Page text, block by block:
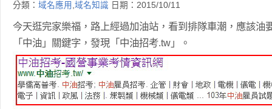
分類： 域名應用 ,域名知識 日期：2015/10/11
今天逛完家樂福，路上經過加油站，看到排隊車潮，應該油
「中油」關鍵字，發現「中油招考.tw」。